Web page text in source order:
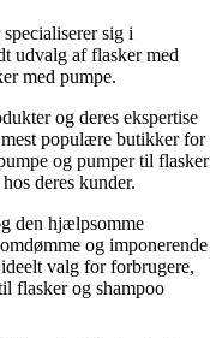
sig i
udvalg af flasker med
med pumpe.
og deres ekspertise
populære butikker for
og pumper til flasker
deres kunder.
den hjælpsomme
og imponerende
valg for forbrugere,
flasker og shampoo